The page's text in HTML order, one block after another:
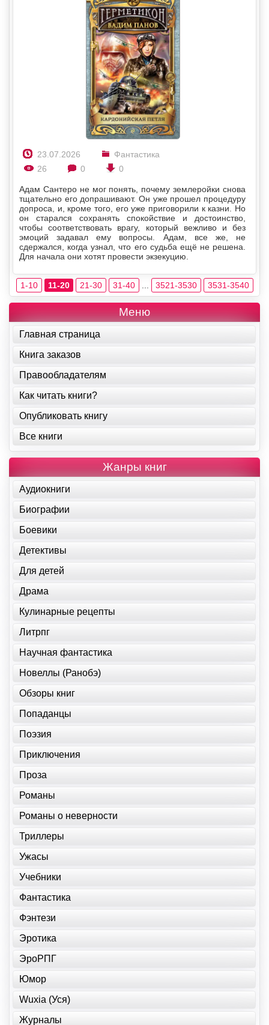
23.07.2026
Фантастика
26
0 0
Адам Сантеро не мог понять, почему землеройки снова
тщательно его допрашивают. Он уже прошел процедуру
допроса, и, кроме того, его уже приговорили к казни. Но
он старался сохранять спокойствие и достоинство,
чтобы соответствовать врагу, который вежливо и без
эмоций задавал ему вопросы. Адам, все же, не
сдержался, когда узнал, что его судьба ещё не решена.
Для начала они хотят провести экзекуцию.
1-10 11-20 21-30 31-40 ... 3521-3530 3531-3540
Меню
Главная страница
Книга заказов
Правообладателям
Как читать книги?
Опубликовать книгу
Все книги
Жанры книг
Аудиокниги
Биографии
Боевики
Детективы
Для детей
Драма
Кулинарные рецепты
Литрпг
Научная фантастика
Новеллы (Ранобэ)
Обзоры книг
Попаданцы
Поэзия
Приключения
Проза
Романы
Романы о неверности
Триллеры
Ужасы
Учебники
Фантастика
Фэнтези
Эротика
ЭроРПГ
Юмор
Wuxia (Уся)
Журналы